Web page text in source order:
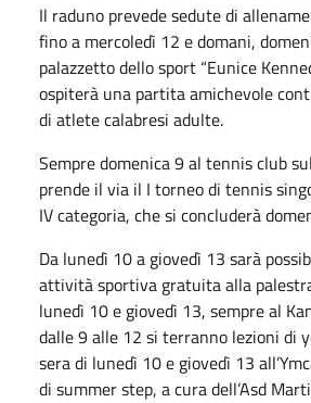
Il raduno prevede sedute di
fino a mercoledì 12 e domani,
palazzetto dello sport “Eunice
ospiterà una partita amichevole
di atlete calabresi adulte.
Sempre domenica 9 al tennis club
prende il via il I torneo di tennis
IV categoria, che si concluderà
Da lunedì 10 a giovedì 13 sarà
attività sportiva gratuita alla
lunedì 10 e giovedì 13, sempre al
dalle 9 alle 12 si terranno lezioni di
sera di lunedì 10 e giovedì 13
di summer step, a cura dell’Asd